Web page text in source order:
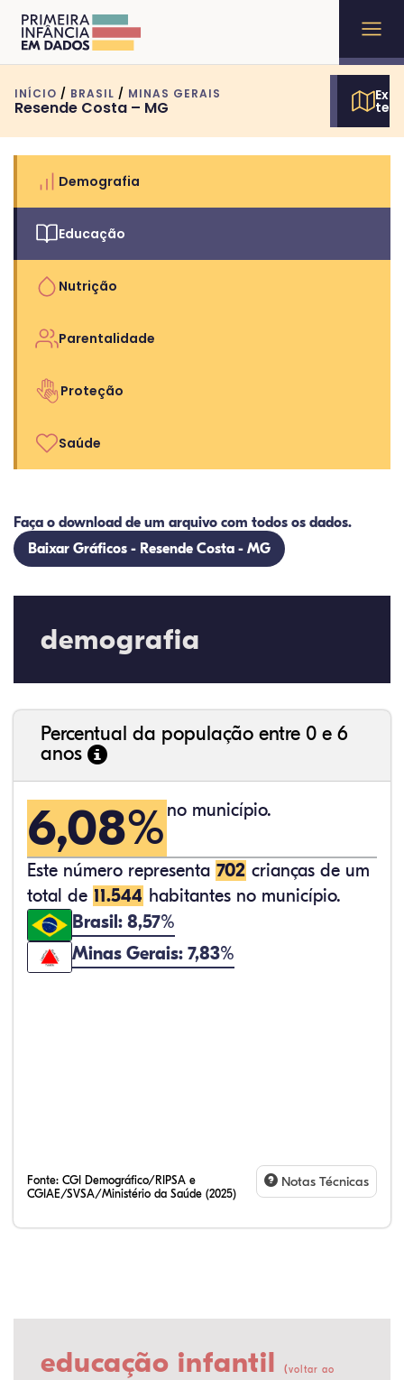
INÍCIO / BRASIL / MINAS GERAIS
Resende Costa – MG
Demografia
Educação
Nutrição
Parentalidade
Proteção
Saúde
Faça o download de um arquivo com todos os dados.
Baixar Gráficos - Resende Costa - MG
demografia
Percentual da população entre 0 e 6
anos
6,08% no município.
Este número representa 702 crianças de um
total de 11.544 habitantes no município.
Brasil: 8,57%
Minas Gerais: 7,83%
Fonte: CGI Demográfico/RIPSA e
CGIAE/SVSA/Ministério da Saúde (2025)
Notas Técnicas
educação infantil (voltar ao